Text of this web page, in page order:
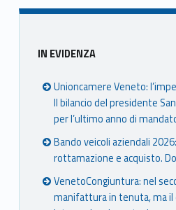
book
mer
Ven
eto
ter
Ven
eto
Sidebar
IN EVIDENZA
Unioncamere Veneto:
Il bilancio del presidente
per l’ultimo anno di
Bando veicoli aziendali
rottamazione e acquisto.
VenetoCongiuntura: nel
manifattura in tenuta, ma